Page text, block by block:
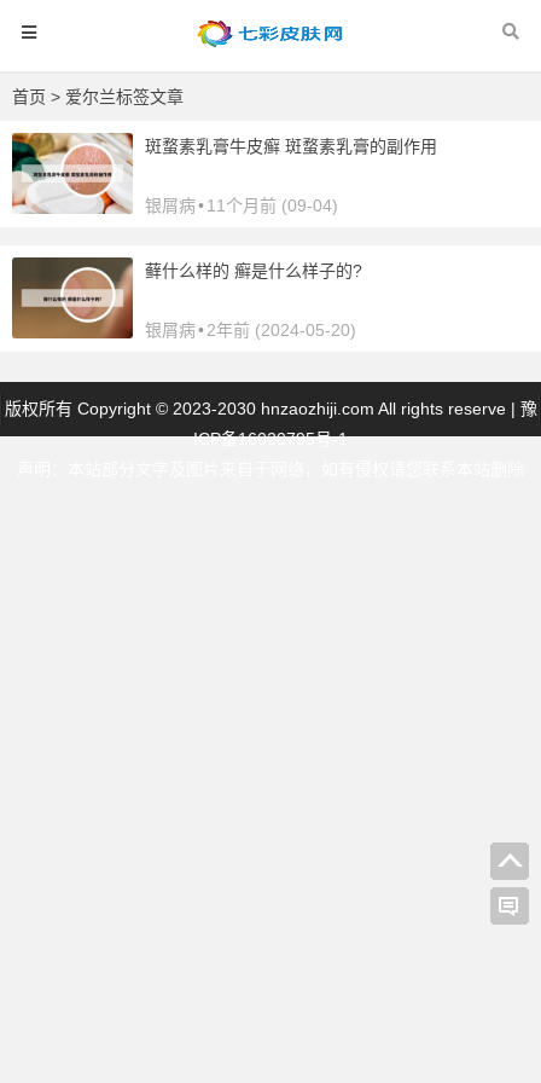
首页 > 爱尔兰标签文章
斑蝥素乳膏牛皮癣 斑蝥素乳膏的副作用
银屑病•11个月前 (09-04)
藓什么样的 癣是什么样子的?
银屑病•2年前 (2024-05-20)
版权所有 Copyright © 2023-2030 hnzaozhiji.com All rights reserve | 豫
ICP备16020795号-1